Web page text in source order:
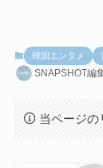
韓国エンタメ
SNAPSHOT編
当ページの